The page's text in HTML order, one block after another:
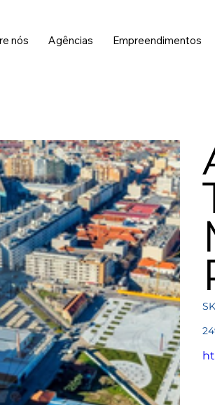
nós Agências Empreendimentos